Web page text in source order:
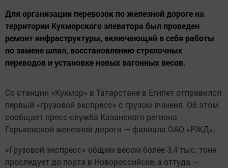
Для организации перевозок по железной дороге на
территории Кукморского элеватора был проведен
ремонт инфраструктуры, включающий в себя работы
по замене шпал, восстановлению стрелочных
переводов и установке новых вагонных весов.
Со станции «Кукмор» в Татарстане в Египет отправился
первый «грузовой экспресс» с грузом ячменя. Об этом
сообщает пресс-служба Казанского региона
Горьковской железной дороги — филиала ОАО «РЖД».
«Грузовой экспресс» общим весом более 3,4 тыс. тонн
проследует до порта в Новороссийске, а оттуда —